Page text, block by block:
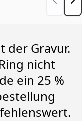
der Gravur.
nicht
ein 25 %